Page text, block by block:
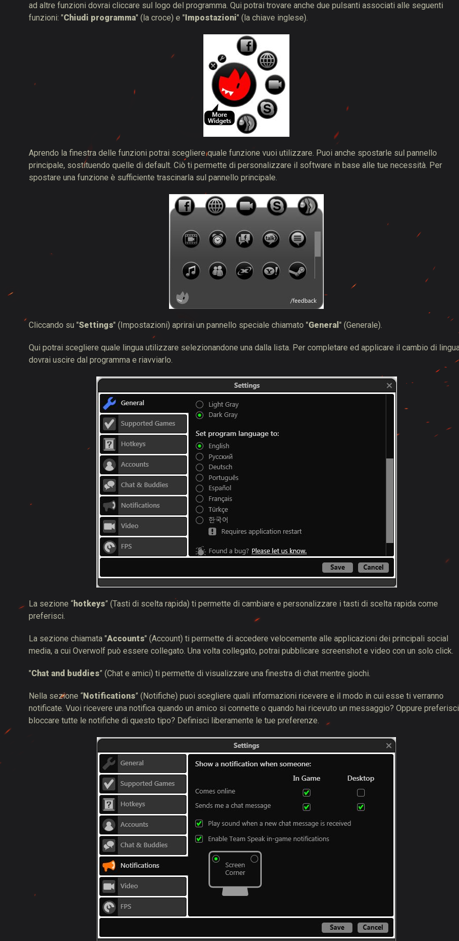
ad altre funzioni dovrai cliccare sul logo del programma. Qui potrai trovare anche due pulsanti associati alle seguenti
funzioni: "Chiudi programma" (la croce) e "Impostazioni" (la chiave inglese).
Aprendo la finestra delle funzioni potrai scegliere quale funzione vuoi utilizzare. Puoi anche spostarle sul pannello
principale, sostituendo quelle di default. Ciò ti permette di personalizzare il software in base alle tue necessità. Per
spostare una funzione è sufficiente trascinarla sul pannello principale.
Cliccando su "Settings" (Impostazioni) aprirai un pannello speciale chiamato "General " (Generale).
Qui potrai scegliere quale lingua utilizzare selezionandone una dalla lista. Per completare ed applicare il cambio di
dovrai uscire dal programma e riavviarlo.
La sezione “hotkeys” (Tasti di scelta rapida) ti permette di cambiare e personalizzare i tasti di scelta rapida come
preferisci.
La sezione chiamata "Accounts" (Account) ti permette di accedere velocemente alle applicazioni dei principali social
media, a cui Overwolf può essere collegato. Una volta collegato, potrai pubblicare screenshot e video con un solo click.
"Chat and buddies” (Chat e amici) ti permette di visualizzare una finestra di chat mentre giochi.
Nella sezione “Notifications” (Notifiche) puoi scegliere quali informazioni ricevere e il modo in cui esse ti verranno
notificate. Vuoi ricevere una notifica quando un amico si connette o quando hai ricevuto un messaggio? Oppure preferisci
bloccare tutte le notifiche di questo tipo? Definisci liberamente le tue preferenze.